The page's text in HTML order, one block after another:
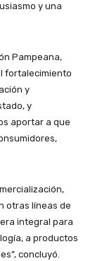
y una
Pampeana,
fortalecimiento
y
y
aportar a que
otras líneas de
integral para
a productos
concluyó.